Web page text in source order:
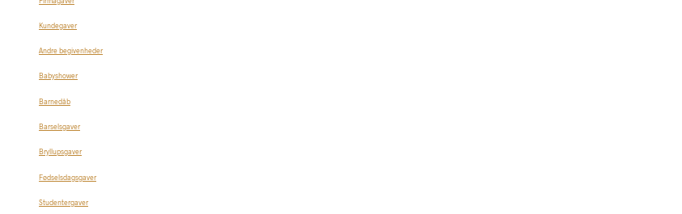
Kundegaver
Andre begivenheder
Babyshower
Barnedåb
Barselsgaver
Bryllupsgaver
Fødselsdagsgaver
Studentergaver